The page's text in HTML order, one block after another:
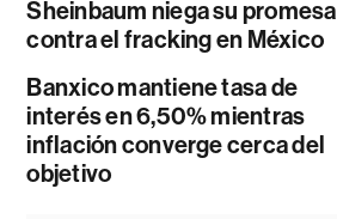
Sheinbaum niega su promesa
contra el fracking en México
Banxico mantiene tasa de
interés en 6,50% mientras
inflación converge cerca del
objetivo